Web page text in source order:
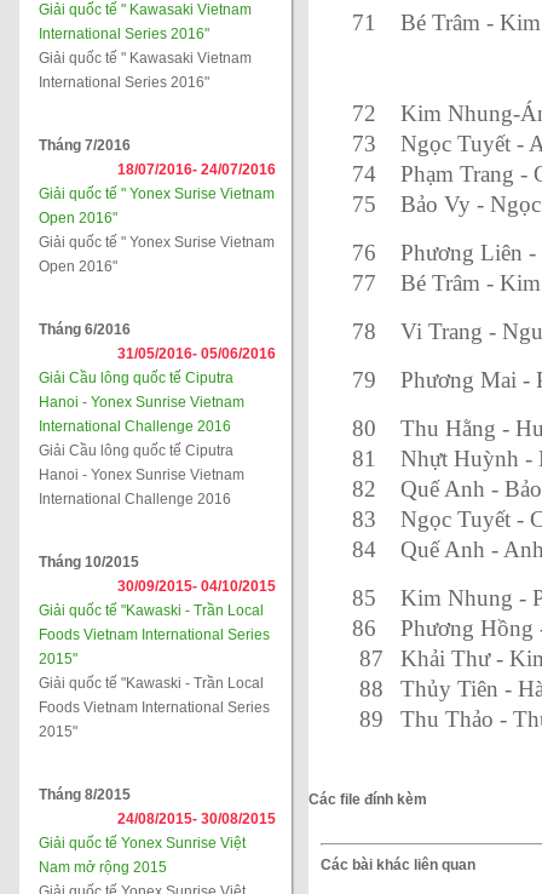
Giải quốc tế " Kawasaki Vietnam
International Series 2016"
Giải quốc tế " Kawasaki Vietnam
International Series 2016"
Tháng 7/2016
18/07/2016- 24/07/2016
Giải quốc tế " Yonex Surise Vietnam
Open 2016"
Giải quốc tế " Yonex Surise Vietnam
Open 2016"
Tháng 6/2016
31/05/2016- 05/06/2016
Giải Cầu lông quốc tế Ciputra
Hanoi - Yonex Sunrise Vietnam
International Challenge 2016
Giải Cầu lông quốc tế Ciputra
Hanoi - Yonex Sunrise Vietnam
International Challenge 2016
Tháng 10/2015
30/09/2015- 04/10/2015
Giải quốc tế "Kawaski - Trần Local
Foods Vietnam International Series
2015"
Giải quốc tế "Kawaski - Trần Local
Foods Vietnam International Series
2015"
Tháng 8/2015
24/08/2015- 30/08/2015
Giải quốc tế Yonex Sunrise Việt
Nam mở rộng 2015
71 Bé Trâm -
72
Kim Nhung-
73
Ngọc Tuyết -
74
Phạm Trang -
75
Bảo Vy -
76
Phương Liên
77
Bé Trâm -
78
Vi Trang -
79
Phương Mai -
80
Thu Hằng -
81
Nhựt Huỳnh -
82
Quế Anh -
83
Ngọc Tuyết -
84
Quế Anh -
85
Kim Nhung -
86
Phương Hồng
87
Khải Thư -
88
Thủy Tiên -
89
Thu Thảo -
Các file đính kèm
Các bài khác liên quan